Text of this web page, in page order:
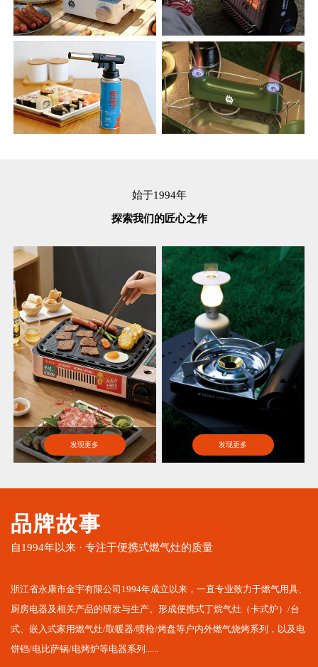
始于1994年
探索我们的匠心之作
发现更多 发现更多
品牌故事
自1994年以来 · 专注于便携式燃气灶的质量
浙江省永康市金宇有限公司1994年成立以来，一直专业致力于燃气用具、
厨房电器及相关产品的研发与生产。形成便携式丁烷气灶（卡式炉）/台
式、嵌入式家用燃气灶/取暖器/喷枪/烤盘等户内外燃气烧烤系列，以及电
饼铛/电比萨锅/电烤炉等电器系列......